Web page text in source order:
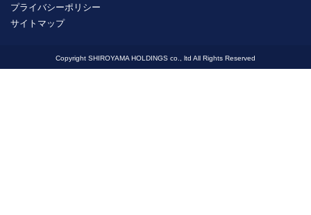
プライバシーポリシー
サイトマップ
Copyright SHIROYAMA HOLDINGS co., ltd All Rights Reserved